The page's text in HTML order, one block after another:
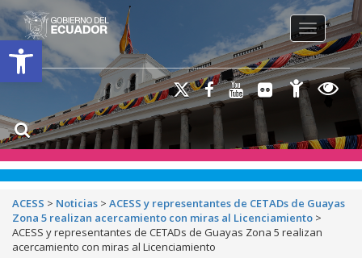
Open toolbar
Toggle
ACESS > Noticias > ACESS y representantes de CETADs de Guayas
Zona 5 realizan acercamiento con miras al Licenciamiento >
ACESS y representantes de CETADs de Guayas Zona 5 realizan
acercamiento con miras al Licenciamiento